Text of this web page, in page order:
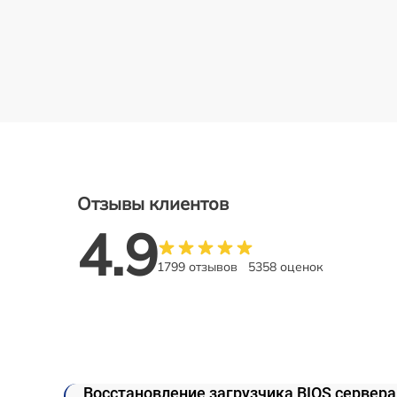
Отзывы клиентов
4.91799 отзывов 5358 оценок
Восстановление загрузчика BIOS